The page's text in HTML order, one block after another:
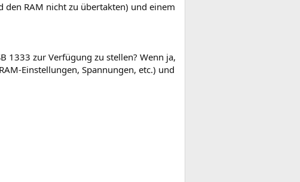
den RAM nicht zu übertakten) und einem
1333 zur Verfügung zu stellen? Wenn ja,
Einstellungen, Spannungen, etc.) und